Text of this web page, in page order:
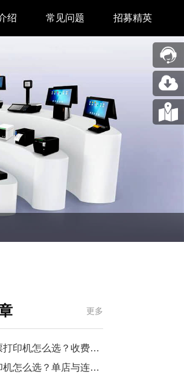
绍
们
展示
伙伴
文
动态
印
常见问题 招募精英
更多
医院热敏小票打印机怎么选？收费窗口、药房以及诊室选型指南
热敏票据打印机怎么选？单店与连锁门店选型对比